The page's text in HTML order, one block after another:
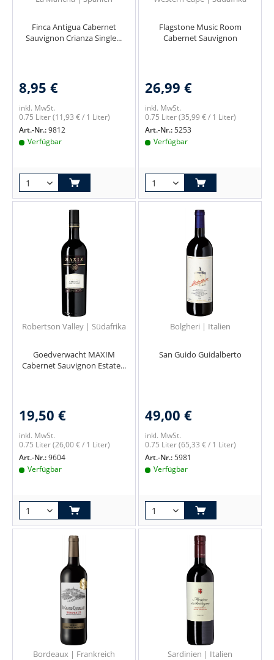
Finca Antigua Cabernet
Sauvignon Crianza Single...
8,95 €
inkl. MwSt.
0.75 Liter(11,93 € / 1 Liter)
Art.-Nr.:9812
Verfügbar
Flagstone Music Room
Cabernet Sauvignon
26,99 €
inkl. MwSt.
0.75 Liter(35,99 € / 1 Liter)
Art.-Nr.:5253
Verfügbar
Robertson Valley | Südafrika
Goedverwacht MAXIM
Cabernet Sauvignon Estate...
19,50 €
inkl. MwSt.
0.75 Liter(26,00 € / 1 Liter)
Art.-Nr.:9604
Verfügbar
Bolgheri | Italien
San Guido Guidalberto
49,00 €
inkl. MwSt.
0.75 Liter(65,33 € / 1 Liter)
Art.-Nr.:5981
Verfügbar
Bordeaux | Frankreich Sardinien | Italien